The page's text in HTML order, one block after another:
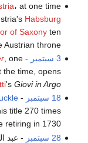
، at one time
Habsburg
of Saxonyten
throne.
3 سبتمبر
- The three-story tall
, one
the time, opens
's Giovi in Argo
18 سبتمبر -
title 270 times
retiring in 1730.
28 سبتمبر
- عبد